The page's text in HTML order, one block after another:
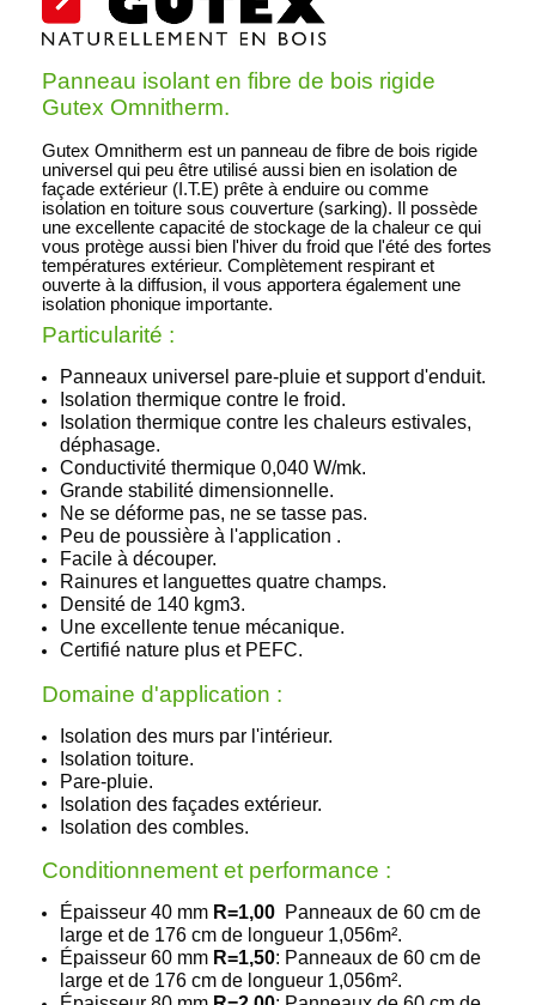
Panneau isolant en fibre de bois rigide
Gutex Omnitherm.
Gutex Omnitherm est un panneau de fibre de bois rigide
universel qui peu être utilisé aussi bien en isolation de
façade extérieur (I.T.E) prête à enduire ou comme
isolation en toiture sous couverture (sarking). Il possède
une excellente capacité de stockage de la chaleur ce qui
vous protège aussi bien l'hiver du froid que l'été des fortes
températures extérieur. Complètement respirant et
ouverte à la diffusion, il vous apportera également une
isolation phonique importante.
Particularité :
Panneaux universel pare-pluie et support d'enduit.
Isolation thermique contre le froid.
Isolation thermique contre les chaleurs estivales,
déphasage.
Conductivité thermique 0,040 W/mk.
Grande stabilité dimensionnelle.
Ne se déforme pas, ne se tasse pas.
Peu de poussière à l'application .
Facile à découper.
Rainures et languettes quatre champs.
Densité de 140 kgm3.
Une excellente tenue mécanique.
Certifié nature plus et PEFC.
Domaine d'application :
Isolation des murs par l'intérieur.
Isolation toiture.
Pare-pluie.
Isolation des façades extérieur.
Isolation des combles.
Conditionnement et performance :
Épaisseur 40 mm R=1,00 Panneaux de 60 cm de
large et de 176 cm de longueur 1,056m².
Épaisseur 60 mm R=1,50: Panneaux de 60 cm de
large et de 176 cm de longueur 1,056m².